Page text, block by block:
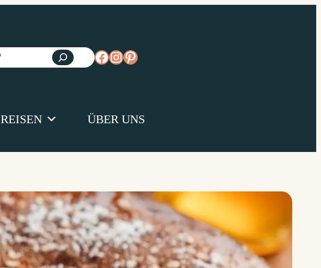
https://www.facebook.com/
https://www.instagram.com/
https://www.pinterest.de/diejungs/
REISEN ÜBER UNS